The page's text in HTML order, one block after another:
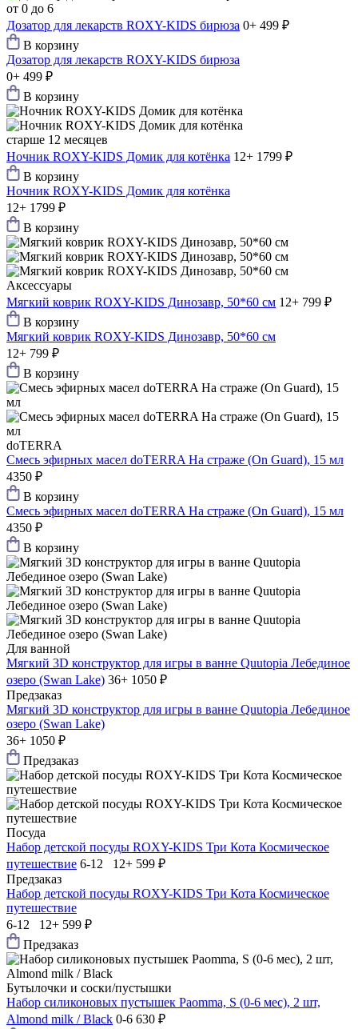
от 0 до 6
Дозатор для лекарств ROXY-KIDS бирюза 0+ 499 ₽
В корзину
Дозатор для лекарств ROXY-KIDS бирюза
0+ 499 ₽
В корзину
старше 12 месяцев
Ночник ROXY-KIDS Домик для котёнка 12+ 1799 ₽
В корзину
Ночник ROXY-KIDS Домик для котёнка
12+ 1799 ₽
В корзину
Аксессуары
Мягкий коврик ROXY-KIDS Динозавр, 50*60 см 12+ 799 ₽
В корзину
Мягкий коврик ROXY-KIDS Динозавр, 50*60 см
12+ 799 ₽
В корзину
doTERRA
Смесь эфирных масел doTERRA На страже (On Guard), 15 мл
4350 ₽
В корзину
Смесь эфирных масел doTERRA На страже (On Guard), 15 мл
4350 ₽
В корзину
Для ванной
Мягкий 3D конструктор для игры в ванне Quutopia Лебединое
озеро (Swan Lake) 36+ 1050 ₽
Предзаказ
Мягкий 3D конструктор для игры в ванне Quutopia Лебединое
озеро (Swan Lake)
36+ 1050 ₽
Предзаказ
Посуда
Набор детской посуды ROXY-KIDS Три Кота Космическое
путешествие 6-12 12+ 599 ₽
Предзаказ
Набор детской посуды ROXY-KIDS Три Кота Космическое
путешествие
6-12 12+ 599 ₽
Предзаказ
Бутылочки и соски/пустышки
Набор силиконовых пустышек Paomma, S (0-6 мес), 2 шт,
Almond milk / Black 0-6 630 ₽